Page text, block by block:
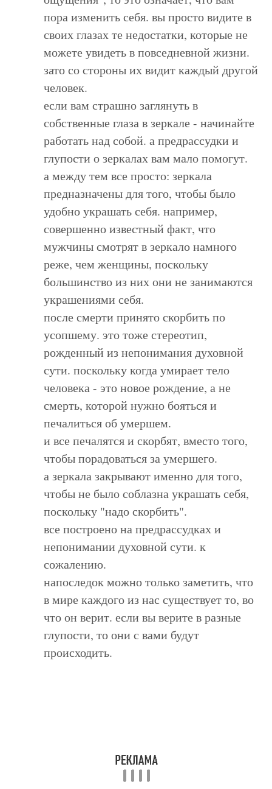
пора изменить себя. вы просто видите в
своих глазах те недостатки, которые не
можете увидеть в повседневной жизни.
зато со стороны их видит каждый другой
человек.
если вам страшно заглянуть в
собственные глаза в зеркале - начинайте
работать над собой. а предрассудки и
глупости о зеркалах вам мало помогут.
а между тем все просто: зеркала
предназначены для того, чтобы было
удобно украшать себя. например,
совершенно известный факт, что
мужчины смотрят в зеркало намного
реже, чем женщины, поскольку
большинство из них они не занимаются
украшениями себя.
после смерти принято скорбить по
усопшему. это тоже стереотип,
рожденный из непонимания духовной
сути. поскольку когда умирает тело
человека - это новое рождение, а не
смерть, которой нужно бояться и
печалиться об умершем.
и все печалятся и скорбят, вместо того,
чтобы порадоваться за умершего.
а зеркала закрывают именно для того,
чтобы не было соблазна украшать себя,
поскольку "надо скорбить".
все построено на предрассудках и
непонимании духовной сути. к
сожалению.
напоследок можно только заметить, что
в мире каждого из нас существует то, во
что он верит. если вы верите в разные
глупости, то они с вами будут
происходить.